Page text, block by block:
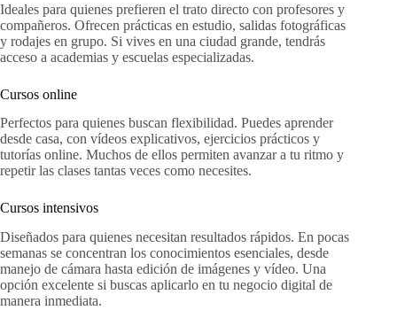
Ideales para quienes prefieren el trato directo con profesores y
compañeros. Ofrecen prácticas en estudio, salidas fotográficas
y rodajes en grupo. Si vives en una ciudad grande, tendrás
acceso a academias y escuelas especializadas.
Cursos online
Perfectos para quienes buscan flexibilidad. Puedes aprender
desde casa, con vídeos explicativos, ejercicios prácticos y
tutorías online. Muchos de ellos permiten avanzar a tu ritmo y
repetir las clases tantas veces como necesites.
Cursos intensivos
Diseñados para quienes necesitan resultados rápidos. En pocas
semanas se concentran los conocimientos esenciales, desde
manejo de cámara hasta edición de imágenes y vídeo. Una
opción excelente si buscas aplicarlo en tu negocio digital de
manera inmediata.